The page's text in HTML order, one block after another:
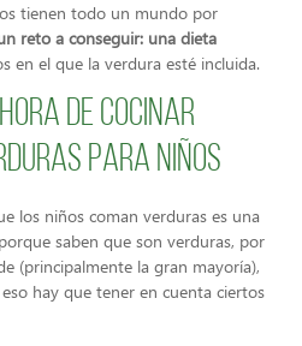
tienen todo un mundo por
reto a conseguir: una dieta
en el que la verdura esté incluida.
de cocinar
para niños
los niños coman verduras es una
saben que son verduras, por
(principalmente la gran mayoría),
hay que tener en cuenta ciertos